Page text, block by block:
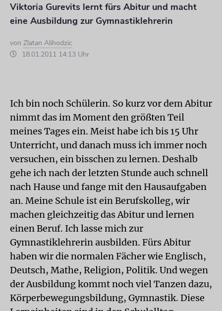
Viktoria Gurevits lernt fürs Abitur und macht
eine Ausbildung zur Gymnastiklehrerin
von Zlatan Alihodzic
18.01.2011 14:13 Uhr
Ich bin noch Schülerin. So kurz vor dem Abitur
nimmt das im Moment den größten Teil
meines Tages ein. Meist habe ich bis 15 Uhr
Unterricht, und danach muss ich immer noch
versuchen, ein bisschen zu lernen. Deshalb
gehe ich nach der letzten Stunde auch schnell
nach Hause und fange mit den Hausaufgaben
an. Meine Schule ist ein Berufskolleg, wir
machen gleichzeitig das Abitur und lernen
einen Beruf. Ich lasse mich zur
Gymnastiklehrerin ausbilden. Fürs Abitur
haben wir die normalen Fächer wie Englisch,
Deutsch, Mathe, Religion, Politik. Und wegen
der Ausbildung kommt noch viel Tanzen dazu,
Körperbewegungsbildung, Gymnastik. Diese